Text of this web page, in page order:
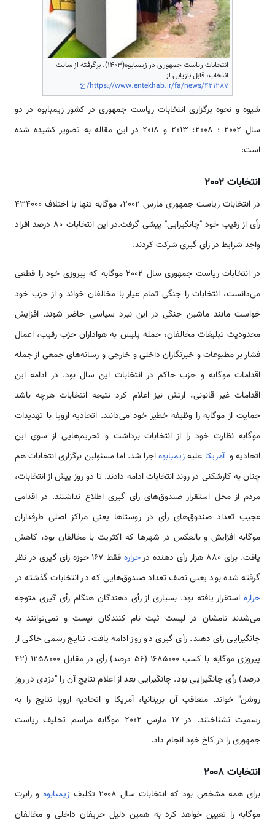
انتخابات ریاست جمهوری در زیمبابوه(1403). برگرفته از سایت
انتخاب، قابل بازیابی از
https://www.entekhab.ir/fa/news/421287/
شیوه و نحوه برگزاری انتخابات ریاست جمهوری در کشور زیمبابوه در دو
سال 2002 ؛ 2008؛ 2013 و 2018 در این مقاله به تصویر کشیده شده
است:
انتخابات 2002
در انتخابات ریاست جمهوری مارس 2002، موگابه تنها با اختلاف 434000
رأی از رقیب خود "چانگیرایی" پیشی گرفت.در این انتخابات 80 درصد افراد
واجد شرایط در رأی گیری شرکت کردند.
در انتخابات ریاست جمهوری سال 2002 موگابه که پیروزی خود را قطعی
می‌دانست، انتخابات را جنگی تمام عیار با مخالفان خواند و از حزب خود
خواست مانند ماشین جنگی در این نبرد سیاسی حاضر شوند. افزایش
محدودیت تبلیغات مخالفان، حمله پلیس به هواداران حزب رقیب، اعمال
فشار بر مطبوعات و خبرنگاران داخلی و خارجی و رسانه‌های جمعی از جمله
اقدامات موگابه و حزب حاکم در انتخابات این سال بود. در ادامه این
اقدامات غیر قانونی، ارتش نیز اعلام کرد نتیجه انتخابات هرچه باشد
حمایت از موگابه را وظیفه خطیر خود می‌دانند. اتحادیه اروپا با تهدیدات
موگابه نظارت خود را از انتخابات برداشت و تحریم‌هایی از سوی این
اتحادیه وآمریکا علیهزیمبابوهاجرا شد. اما مسئولین برگزاری انتخابات هم
چنان به کارشکنی در روند انتخابات ادامه دادند. تا دو روز پیش از انتخابات،
مردم از محل استقرار صندوق‌های رأی گیری اطلاع نداشتند. در اقدامی
عجیب تعداد صندوق‌های رأی در روستاها یعنی مراکز اصلی طرفداران
موگابه افزایش و بالعکس در شهرها که اکثریت با مخالفان بود، کاهش
یافت. برای 880 هزار رأی دهنده در
حراره
فقط 167 حوزه رأی گیری در نظر
گرفته شده بود یعنی نصف تعداد صندوق‌هایی که در انتخابات گذشته در
حراره استقرار یافته بود. بسیاری از رأی دهندگان هنگام رأی گیری متوجه
می‌شدند نامشان در لیست ثبت نام کنندگان نیست و نمی‌توانند به
چانگیرایی رأی دهند. رأی گیری دو روز ادامه یافت. نتایج رسمی حاکی از
پیروزی موگابه با کسب 1685000 (56 درصد) رأی در مقابل 1258000 (42
درصد) رأی چانگیرایی بود. چانگیرایی بعد از اعلام نتایج آن را "دزدی در روز
روشن" خواند. متعاقب آن بریتانیا، آمریکا و اتحادیه اروپا نتایج را به
رسمیت نشناختند. در 17 مارس 2002 موگابه مراسم تحلیف ریاست
جمهوری را در کاخ خود انجام داد.
انتخابات 2008
برای همه مشخص بود که انتخابات سال 2008 تکلیف زیمبابوهو رابرت
موگابه را تعیین خواهد کرد به همین دلیل حریفان داخلی و مخالفان